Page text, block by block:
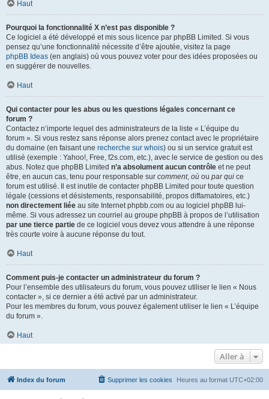
Haut
Pourquoi la fonctionnalité X n’est pas disponible ?
Ce logiciel a été développé et mis sous licence par phpBB Limited. Si vous
pensez qu’une fonctionnalité nécessite d’être ajoutée, visitez la page
phpBB Ideas (en anglais) où vous pouvez voter pour des idées proposées ou
en suggérer de nouvelles.
Haut
Qui contacter pour les abus ou les questions légales concernant ce
forum ?
Contactez n’importe lequel des administrateurs de la liste « L’équipe du
forum ». Si vous restez sans réponse alors prenez contact avec le propriétaire
du domaine (en faisant une recherche sur whois) ou si un service gratuit est
utilisé (exemple : Yahoo!, Free, f2s.com, etc.), avec le service de gestion ou des
abus. Notez que phpBB Limited n’a absolument aucun contrôle et ne peut
être, en aucun cas, tenu pour responsable sur comment, où ou par qui ce
forum est utilisé. Il est inutile de contacter phpBB Limited pour toute question
légale (cessions et désistements, responsabilité, propos diffamatoires, etc.)
non directement liée au site Internet phpbb.com ou au logiciel phpBB lui-
même. Si vous adressez un courriel au groupe phpBB à propos de l’utilisation
par une tierce partie de ce logiciel vous devez vous attendre à une réponse
très courte voire à aucune réponse du tout.
Haut
Comment puis-je contacter un administrateur du forum ?
Pour l’ensemble des utilisateurs du forum, vous pouvez utiliser le lien « Nous
contacter », si ce dernier a été activé par un administrateur.
Pour les membres du forum, vous pouvez également utiliser le lien « L’équipe
du forum ».
Haut
Aller à
Index du forum Heures au format UTC+02:00
Supprimer les cookies